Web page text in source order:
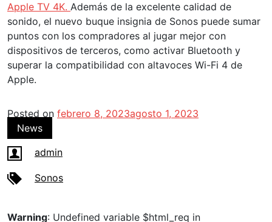
Apple TV 4K. Además de la excelente calidad de
sonido, el nuevo buque insignia de Sonos puede sumar
puntos con los compradores al jugar mejor con
dispositivos de terceros, como activar Bluetooth y
superar la compatibilidad con altavoces Wi-Fi 4 de
Apple.
Posted on febrero 8, 2023agosto 1, 2023
News
admin
Sonos
Warning: Undefined variable $html_req in